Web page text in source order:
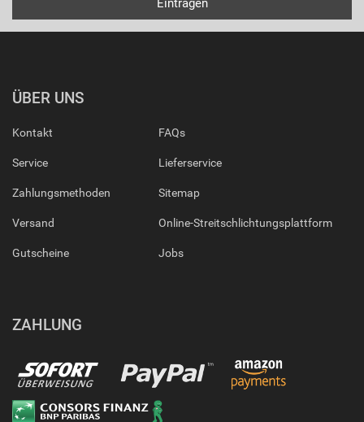
ÜBER UNS
Kontakt
Service
Zahlungsmethoden
Versand
Gutscheine
FAQs
Lieferservice
Sitemap
Online-Streitschlichtungsplattform
Jobs
ZAHLUNG